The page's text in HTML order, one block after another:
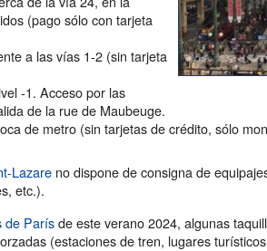
(pago sólo con tarjeta
a las vías 1-2 (sin tarjeta
-1. Acceso por las
de la rue de Maubeuge.
de metro (sin tarjetas de crédito, sólo
Lazare no dispone de consigna de
etc.).
de Parísde este verano 2024, algunas
(estaciones de tren, lugares